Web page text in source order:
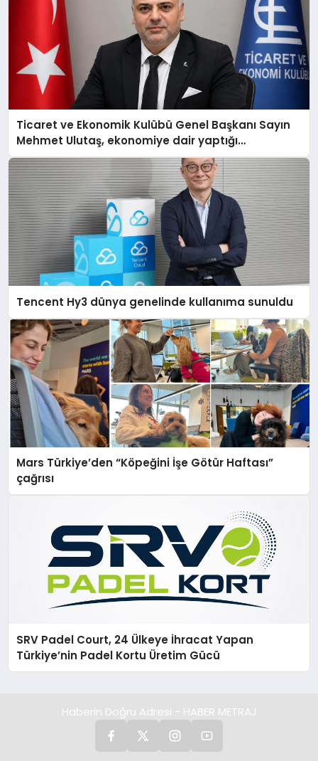
Ticaret ve Ekonomik Kulübü Genel Başkanı Sayın
Mehmet Ulutaş, ekonomiye dair yaptığı
açıklamada şunları kaydetti:
Tencent Hy3 dünya genelinde kullanıma sunuldu
Mars Türkiye’den “Köpeğini İşe Götür Haftası”
çağrısı
SRV Padel Court, 24 Ülkeye İhracat Yapan
Türkiye’nin Padel Kortu Üretim Gücü
Haberin Doğru Adresi - HABER METRAJ